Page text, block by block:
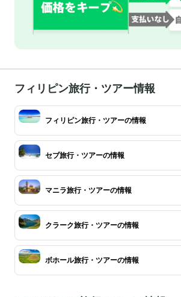
フィリピン旅行・ツアー情報
フィリピン旅行・ツアーの情報
セブ旅行・ツアーの情報
マニラ旅行・ツアーの情報
クラーク旅行・ツアーの情報
ボホール旅行・ツアーの情報